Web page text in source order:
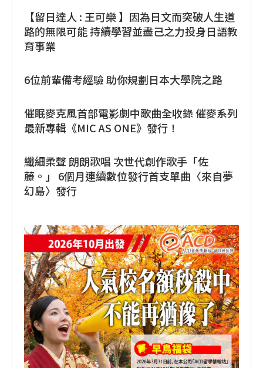
【留日達人 : 王可樂 】因為日文而突破人生道
路的無限可能 持續學習並盡己之力投身日語教
育事業
6位前輩備考經驗 助你規劃日本大學院之路
催眠麥克風首部電影劇中歌曲全收錄 催麥系列
最新專輯《MIC AS ONE》發行！
纖細柔聲 朗朗歌唱 次世代創作歌手「佐
藤。」 6個月連續數位發行首支單曲〈來自夢
幻島〉發行